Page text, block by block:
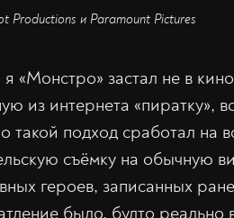
Productions и Paramount Pictures
я «Монстро» застал не в
из интернета
такой подход сработал на
съёмку на обычную
героев, записанных
было, будто